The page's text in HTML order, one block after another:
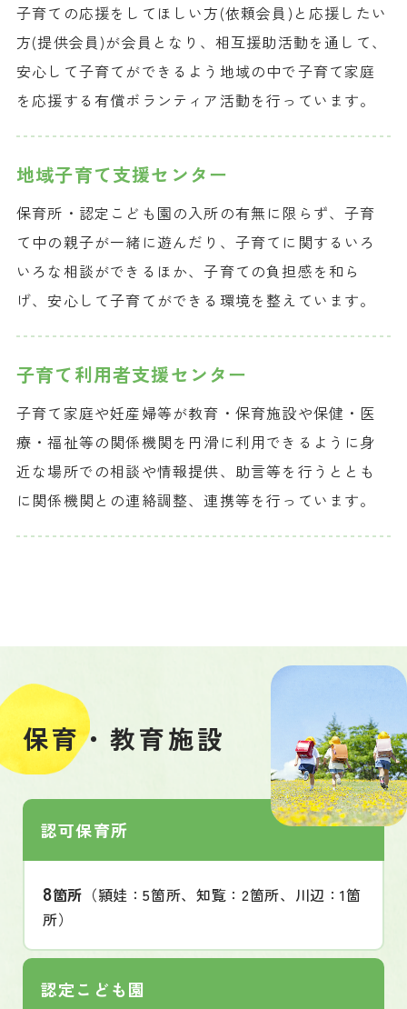
子育ての応援をしてほしい方(依頼会員)と応援したい
方(提供会員)が会員となり、相互援助活動を通して、
安心して子育てができるよう地域の中で子育て家庭
を応援する有償ボランティア活動を行っています。
地域子育て支援センター
保育所・認定こども園の入所の有無に限らず、子育
て中の親子が一緒に遊んだり、子育てに関するいろ
いろな相談ができるほか、子育ての負担感を和ら
げ、安心して子育てができる環境を整えています。
子育て利用者支援センター
子育て家庭や妊産婦等が教育・保育施設や保健・医
療・福祉等の関係機関を円滑に利用できるように身
近な場所での相談や情報提供、助言等を行うととも
に関係機関との連絡調整、連携等を行っています。
保育・教育施設
認可保育所
8箇所 （頴娃：5箇所、知覧：2箇所、川辺：1箇
所）
認定こども園